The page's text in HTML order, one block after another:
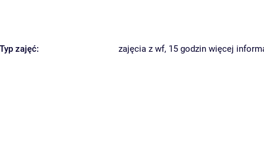
Typ zajęć: zajęcia z wf, 15 godzin więcej